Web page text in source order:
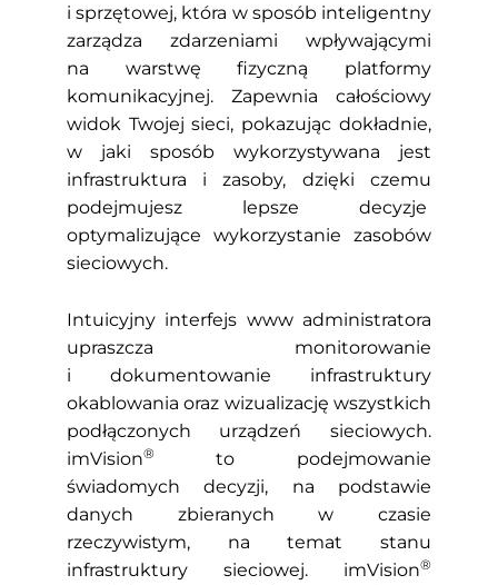
i sprzętowej, która w sposób inteligentny
zarządza zdarzeniami wpływającymi
na warstwę fizyczną platformy
komunikacyjnej. Zapewnia całościowy
widok Twojej sieci, pokazując dokładnie,
w jaki sposób wykorzystywana jest
infrastruktura i zasoby, dzięki czemu
podejmujesz lepsze decyzje
optymalizujące wykorzystanie zasobów
sieciowych.
Intuicyjny interfejs www administratora
upraszcza monitorowanie
i dokumentowanie infrastruktury
okablowania oraz wizualizację wszystkich
podłączonych urządzeń sieciowych.
imVision®
to podejmowanie
świadomych decyzji, na podstawie
danych zbieranych w czasie
rzeczywistym, na temat stanu
infrastruktury sieciowej. imVision®